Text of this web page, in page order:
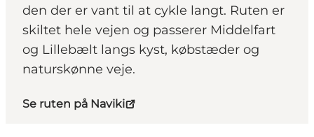
den der er vant til at cykle langt. Ruten er
skiltet hele vejen og passerer Middelfart
og Lillebælt langs kyst, købstæder og
naturskønne veje.
Se ruten på Naviki